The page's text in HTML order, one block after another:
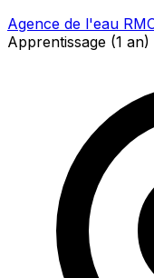
Agence de l'eau
Apprentissage (1 an)